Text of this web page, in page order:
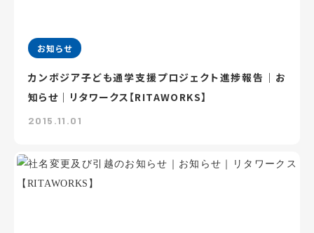
お知らせ
カンボジア子ども通学支援プロジェクト進捗報告｜お
知らせ｜リタワークス【RITAWORKS】
2015.11.01